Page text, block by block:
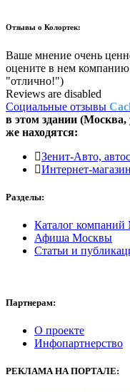
Отзывы о Колортек:
Ваше мнение очень
оцените в нем компанию
"отлично!")
Reviews are disabled
Социальные отзывы
в этом здании (Москва,
же находятся:
Зенит-Авто,
Интернет-
Разделы:
Каталог
Афиша Москвы
Статьи и
Партнерам:
О проекте
Инфопартнерство
РЕКЛАМАНА ПОРТАЛЕ: